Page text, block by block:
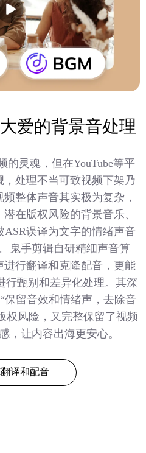
爱的背景音处理
的灵魂，但在YouTube等平
处理不当可致视频下架乃
整体声音其实极为复杂，
在版权风险的背景音乐、
误译为文字的情绪声音
鬼手剪辑自研精细声音算
行翻译和克隆配音，更能
行甄别和差异化处理。其深
保留音效和情绪声，去除音
权风险，又完整保留了视频
，让内容出海更安心。
译和配音